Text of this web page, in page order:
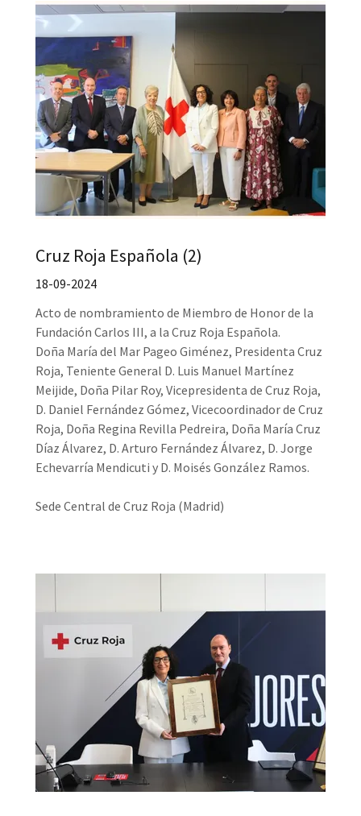
Cruz Roja Española (2)
18-09-2024
Acto de nombramiento de Miembro de Honor de la
Fundación Carlos III, a la Cruz Roja Española.
Doña María del Mar Pageo Giménez, Presidenta Cruz
Roja, Teniente General D. Luis Manuel Martínez
Meijide, Doña Pilar Roy, Vicepresidenta de Cruz Roja,
D. Daniel Fernández Gómez, Vicecoordinador de Cruz
Roja, Doña Regina Revilla Pedreira, Doña María Cruz
Díaz Álvarez, D. Arturo Fernández Álvarez, D. Jorge
Echevarría Mendicuti y D. Moisés González Ramos.
Sede Central de Cruz Roja (Madrid)